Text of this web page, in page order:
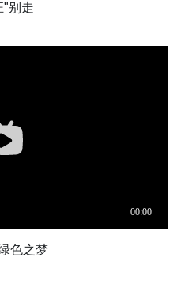
"别走
色之梦